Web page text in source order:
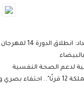
"نجوم كناوة" بحضور جماهيري غفير
العريق